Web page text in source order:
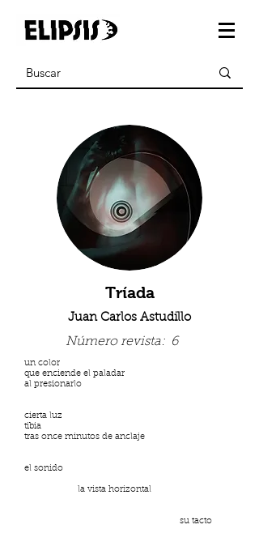
Tríada
Juan Carlos Astudillo
Número revista: 6
un color
que enciende el paladar
al presionarlo
cierta luz
tibia
tras once minutos de anclaje
el sonido
la vista horizontal
su tacto